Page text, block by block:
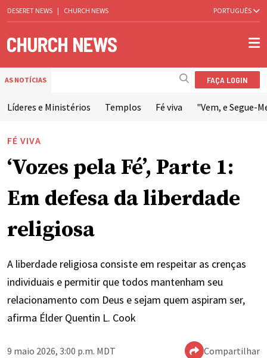
DESERET NEWS | CHURCH NEWS PORTUGUÊS
AS NOTÍCIAS FAÇA LOGIN
Líderes e Ministérios Templos Fé viva "Vem, e Segue-
FÉ VIVA
‘Vozes pela Fé’, Parte 1:
Em defesa da liberdade
religiosa
A liberdade religiosa consiste em respeitar as crenças
individuais e permitir que todos mantenham seu
relacionamento com Deus e sejam quem aspiram ser,
afirma Élder Quentin L. Cook
9 maio 2026, 3:00 p.m. MDT Compartilhar